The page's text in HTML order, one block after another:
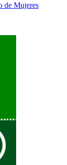
de Mujeres